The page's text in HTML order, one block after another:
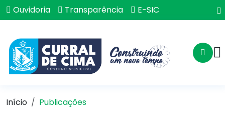
Ouvidoria Transparência E-SIC
Início Publicações